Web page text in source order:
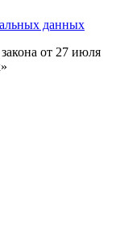
данных
от 27 июля